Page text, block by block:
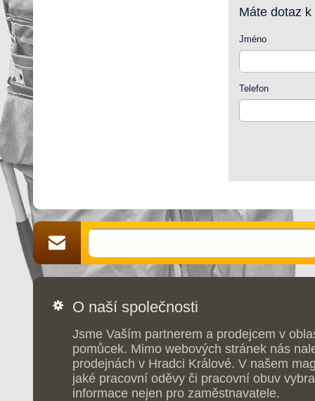
Máte dotaz
Jméno
Telefon
O naší společnosti
Jsme Vaším partnerem a prodejcem v
pomůcek. Mimo webových stránek nás
prodejnách v Hradci Králové. V našem
jaké pracovní oděvy či pracovní obuv
informace nejen pro zaměstnavatele.